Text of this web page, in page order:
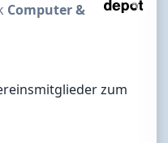
Computer &
zum